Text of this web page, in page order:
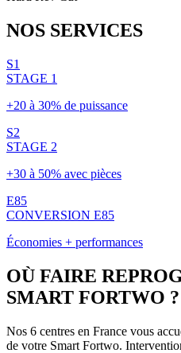
NOS SERVICES
S1
STAGE 1
+20 à 30% de puissance
S2
STAGE 2
+30 à 50% avec pièces
E85
CONVERSION E85
Économies + performances
OÙ FAIRE
SMART FORTWO ?
Nos 6 centres en France vous
de votre Smart Fortwo.